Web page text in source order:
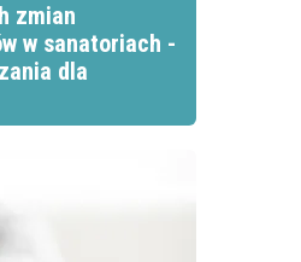
zmian
w sanatoriach -
dla